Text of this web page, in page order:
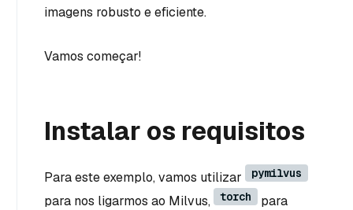
imagens robusto e eficiente.
Vamos começar!
Instalar os requisitos
Para este exemplo, vamos utilizar pymilvus
para nos ligarmos ao Milvus, torch
para